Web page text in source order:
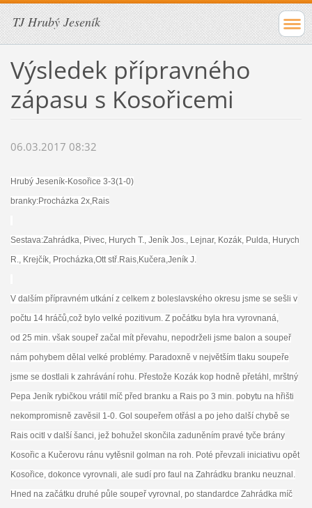
TJ Hrubý Jeseník
Výsledek přípravného
zápasu s Kosořicemi
06.03.2017 08:32
Hrubý Jeseník-Kosořice 3-3(1-0)
branky:Procházka 2x,Rais
Sestava:Zahrádka, Pivec, Hurych T., Jeník Jos., Lejnar, Kozák, Pulda, Hurych
R., Krejčík, Procházka,Ott stř.Rais,Kučera,Jeník J.
V dalším přípravném utkání z celkem z boleslavského okresu jsme se sešli v
počtu 14 hráčů,což bylo velké pozitivum. Z počátku byla hra vyrovnaná,
od 25 min. však soupeř začal mít převahu, nepodrželi jsme balon a soupeř
nám pohybemdělal velké problémy. Paradoxně v největším tlaku soupeře
jsme se dostlali k zahrávání rohu. Přestože Kozák kop hodně přetáhl, mrštný
Pepa Jeník rybičkou vrátil míč před branku a Rais po 3 min. pobytu na hřišti
nekompromisně zavěsil 1-0. Gol soupeřem otřásl a po jeho další chybě se
Rais ocitl v další šanci, jež bohužel skončila zaduněním pravé tyče brány
Kosořic a Kučerovu ránu vytěsnil golman na roh. Poté převzali iniciativu opět
Kosořice, dokonce vyrovnali, ale sudí pro faul na Zahrádku branku neuznal.
Hned na začátku druhé půle soupeř vyrovnal , po standardce Zahrádka míč